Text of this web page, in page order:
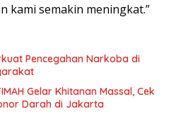
kami semakin meningkat.”
Pencegahan Narkoba di
Gelar Khitanan Massal, Cek
Darah di Jakarta